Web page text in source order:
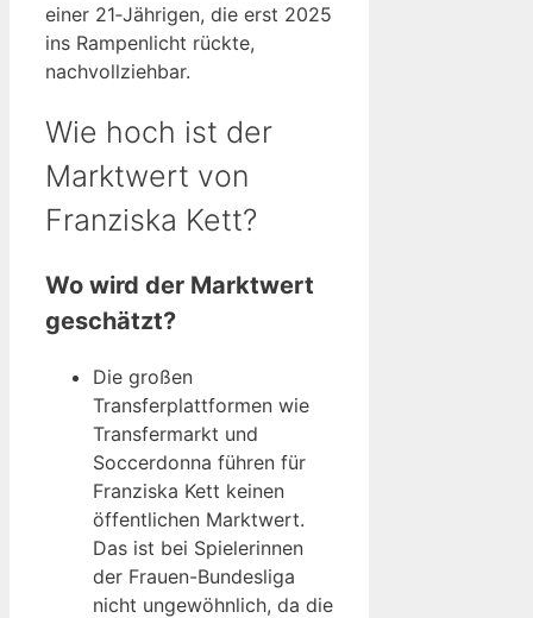
einer 21‑Jährigen, die erst 2025
ins Rampenlicht rückte,
nachvollziehbar.
Wie hoch ist der
Marktwert von
Franziska Kett?
Wo wird der Marktwert
geschätzt?
Die großen
Transferplattformen wie
Transfermarkt und
Soccerdonna führen für
Franziska Kett keinen
öffentlichen Marktwert.
Das ist bei Spielerinnen
der Frauen-Bundesliga
nicht ungewöhnlich, da die